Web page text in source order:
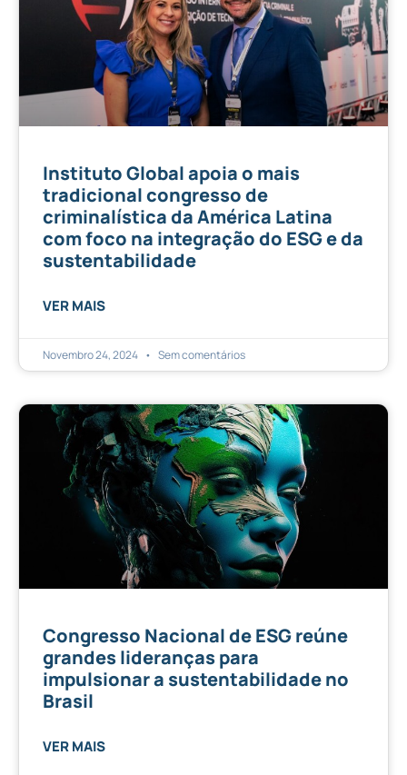
Instituto Global apoia o mais
tradicional congresso de
criminalística da América Latina
com foco na integração do ESG e da
sustentabilidade
VER MAIS
Novembro 24, 2024 Sem comentários
Congresso Nacional de ESG reúne
grandes lideranças para
impulsionar a sustentabilidade no
Brasil
VER MAIS